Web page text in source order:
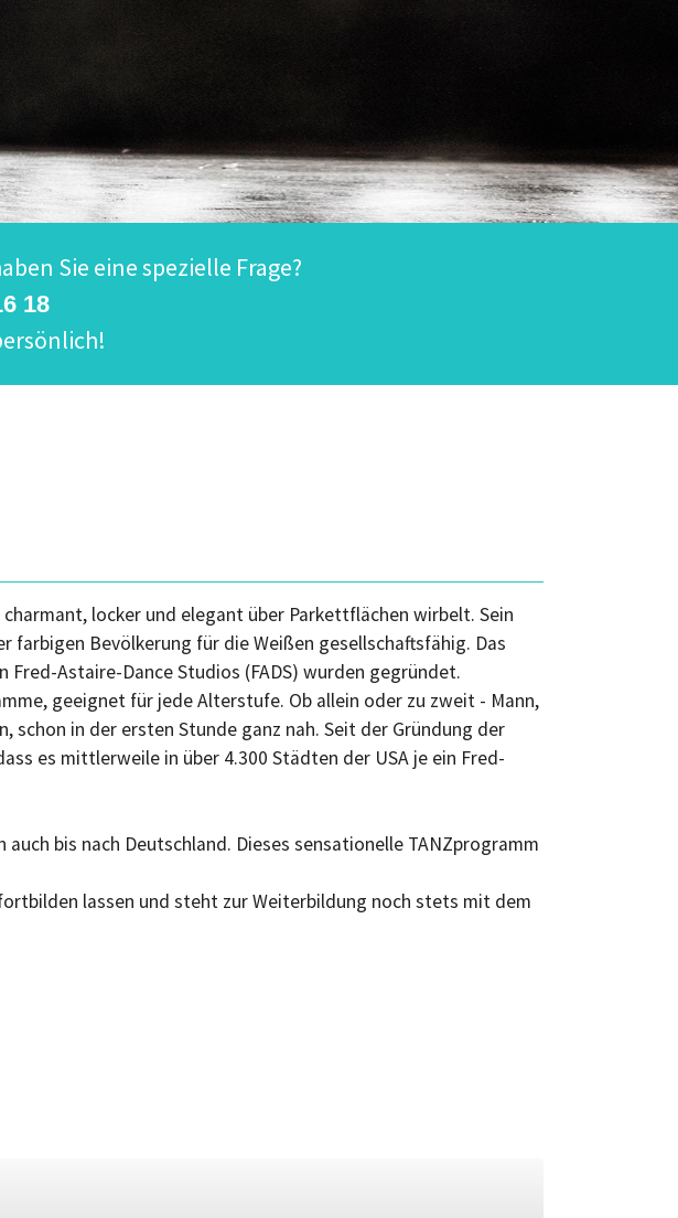
Sie eine spezielle Frage?
18
locker und elegant über Parkettflächen wirbelt. Sein
farbigen Bevölkerung für die Weißen gesellschaftsfähig. Das
Astaire-Dance Studios (FADS) wurden gegründet.
geeignet für jede Alterstufe. Ob allein oder zu zweit - Mann,
schon in der ersten Stunde ganz nah. Seit der Gründung der
es mittlerweile in über 4.300 Städten der USA je ein Fred-
bis nach Deutschland. Dieses sensationelle TANZprogramm
lassen und steht zur Weiterbildung noch stets mit dem